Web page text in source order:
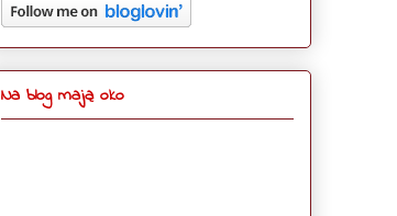
Na blog mają oko